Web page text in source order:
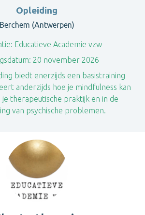
Opleiding
Berchem (Antwerpen)
Educatieve Academie vzw
20 november 2026
biedt enerzijds een basistraining
anderzijds hoe je mindfulness kan
therapeutische praktijk en in de
van psychische problemen.